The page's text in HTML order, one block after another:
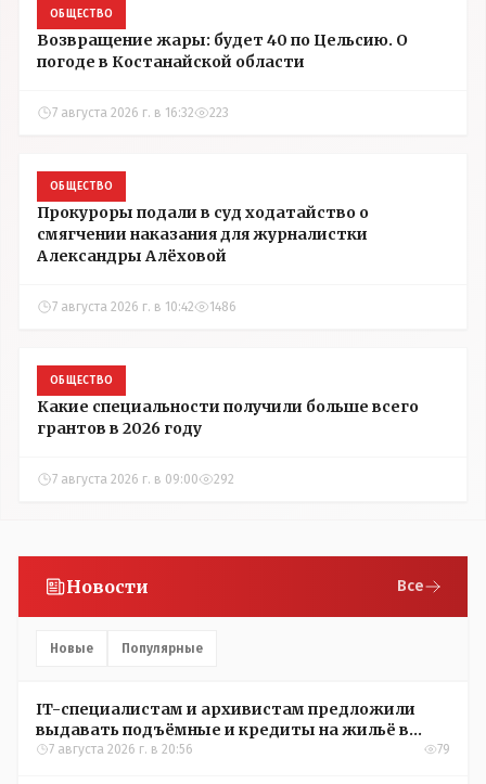
ОБЩЕСТВО
Возвращение жары: будет 40 по Цельсию. О
погоде в Костанайской области
7 августа 2026 г. в 16:32 223
ОБЩЕСТВО
Прокуроры подали в суд ходатайство о
смягчении наказания для журналистки
Александры Алёховой
7 августа 2026 г. в 10:42 1486
ОБЩЕСТВО
Какие специальности получили больше всего
грантов в 2026 году
7 августа 2026 г. в 09:00 292
Новости Все
Новые Популярные
IT-специалистам и архивистам предложили
выдавать подъёмные и кредиты на жильё в
сёлах Казахстана
7 августа 2026 г. в 20:56 79